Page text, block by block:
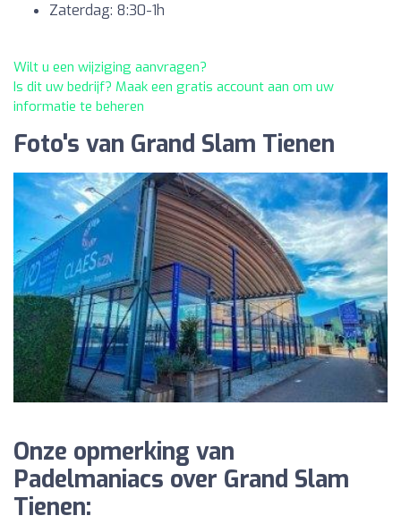
Zaterdag: 8:30-1h
Wilt u een wijziging aanvragen?
Is dit uw bedrijf? Maak een gratis account aan om uw
informatie te beheren
Foto's van Grand Slam Tienen
Onze opmerking van
Padelmaniacs over Grand Slam
Tienen: